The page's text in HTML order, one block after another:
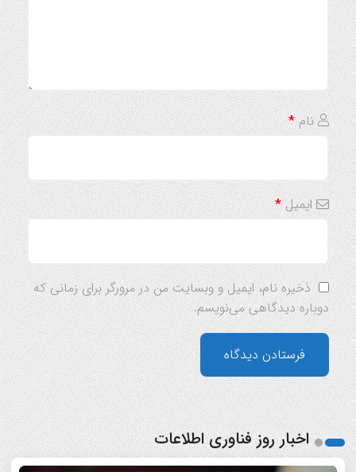
نام*
ایمیل*
ذخیره نام، ایمیل و وبسایت من در مرورگر برای زمانی که
دوباره دیدگاهی می‌نویسم.
اخبار روز فناوری اطلاعات